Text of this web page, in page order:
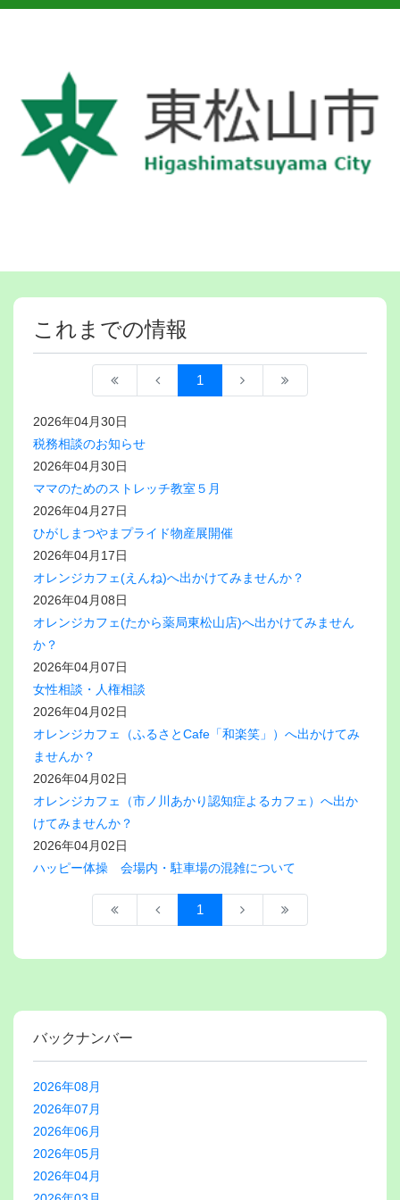
これまでの情報
1
2026年04月30日
税務相談のお知らせ
2026年04月30日
ママのためのストレッチ教室５月
2026年04月27日
ひがしまつやまプライド物産展開催
2026年04月17日
オレンジカフェ(えんね)へ出かけてみませんか？
2026年04月08日
オレンジカフェ(たから薬局東松山店)へ出かけてみません
か？
2026年04月07日
女性相談・人権相談
2026年04月02日
オレンジカフェ（ふるさとCafe「和楽笑」）へ出かけてみ
ませんか？
2026年04月02日
オレンジカフェ（市ノ川あかり認知症よるカフェ）へ出か
けてみませんか？
2026年04月02日
ハッピー体操 会場内・駐車場の混雑について
1
バックナンバー
2026年08月
2026年07月
2026年06月
2026年05月
2026年04月